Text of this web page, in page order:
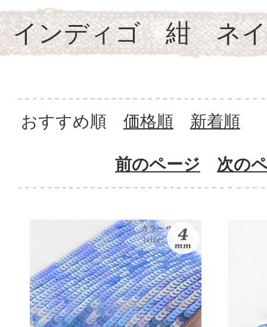
インディゴ 紺 ネイ
おすすめ順 価格順 新着順
前のページ 次の